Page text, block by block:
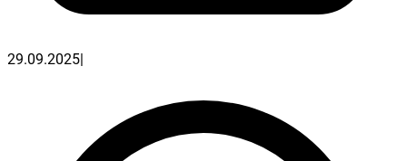
29.09.2025